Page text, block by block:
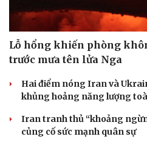
Lỗ hổng khiến phòng
trước mưa tên lửa Nga
Hai điểm nóng Iran và
khủng hoảng năng lượng
Iran tranh thủ “khoảng
củng cố sức mạnh quân sự